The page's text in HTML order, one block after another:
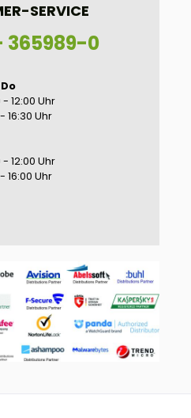
SERVICE
365989-0
12:00 Uhr
16:30 Uhr
12:00 Uhr
16:00 Uhr